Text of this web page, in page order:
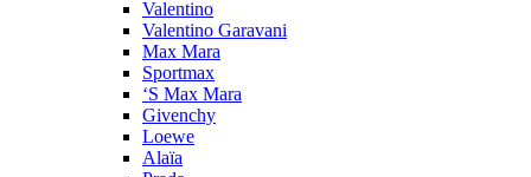
Valentino
Valentino Garavani
Max Mara
Sportmax
‘S Max Mara
Givenchy
Loewe
Alaïa